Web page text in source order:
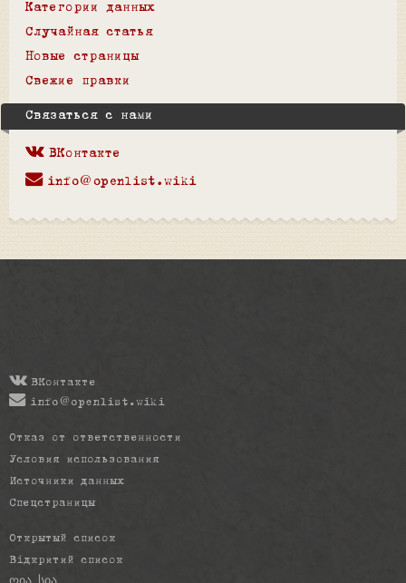
Категории данных
Случайная статья
Новые страницы
Свежие правки
Связаться с нами
ВКонтакте
info@openlist.wiki
ВКонтакте
info@openlist.wiki
Отказ от ответственности
Условия использования
Источники данных
Спецстраницы
Открытый список
Відкритий список